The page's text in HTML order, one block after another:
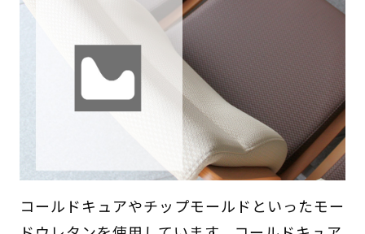
コールドキュアやチップモールドといったモー